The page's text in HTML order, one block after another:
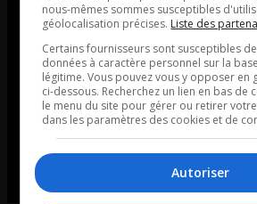
nous-mêmes sommes susceptibles
géolocalisation précises. Liste des
Certains fournisseurs sont susceptibles
données à caractère personnel sur la
légitime. Vous pouvez vous y opposer en
ci-dessous. Recherchez un lien en bas de
le menu du site pour gérer ou retirer
dans les paramètres des cookies et de
Autoriser